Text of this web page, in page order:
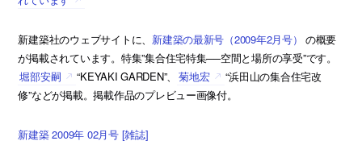
新建築社のウェブサイトに、 新建築の最新号（2009年2月号） の概要
が掲載されています。特集”集合住宅特集──空間と場所の享受”です。
堀部安嗣
“KEYAKI GARDEN”、 菊地宏
“浜田山の集合住宅改
修”などが掲載。掲載作品のプレビュー画像付。
新建築 2009年 02月号 [雑誌]